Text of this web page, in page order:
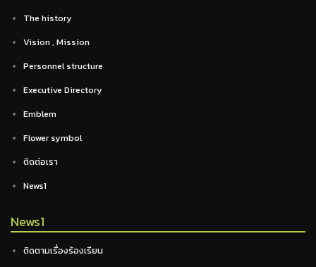
The history
Vision , Mission
Personnel structure
Executive Directory
Emblem
Flower symbol
ติดต่อเรา
News1
News1
ติดตามเรื่องร้องเรียน